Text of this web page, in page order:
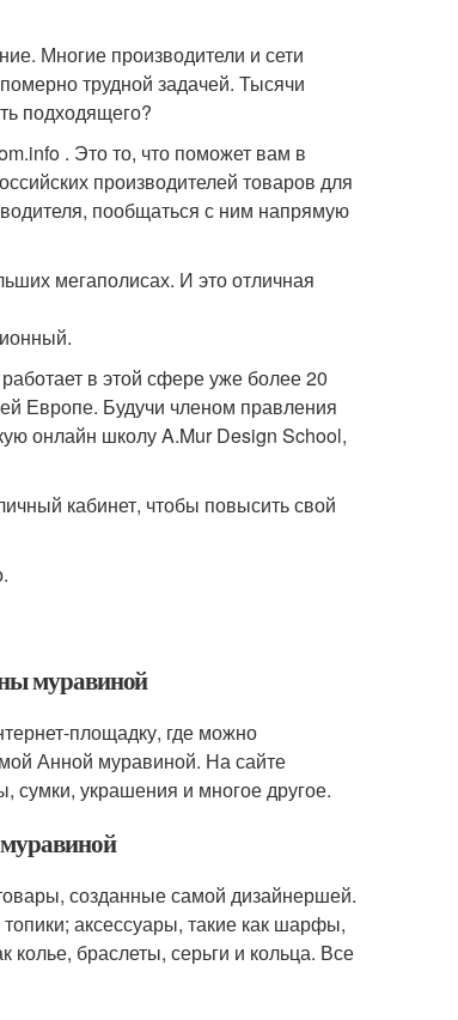
Многие производители и сети
трудной задачей. Тысячи
подходящего?
. Это то, что поможет вам в
производителей товаров для
пообщаться с ним напрямую
мегаполисах. И это отличная
в этой сфере уже более 20
Европе. Будучи членом правления
онлайн школу A.Mur Design School,
кабинет, чтобы повысить свой
муравиной
площадку, где можно
Анной муравиной. На сайте
сумки, украшения и многое другое.
созданные самой дизайнершей.
аксессуары, такие как шарфы,
браслеты, серьги и кольца. Все